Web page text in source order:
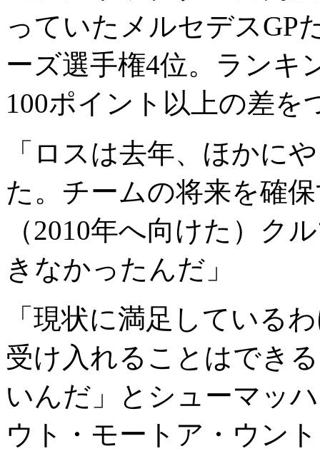
っていたメルセデスGP
ーズ選手権4位。ランキ
100ポイント以上の差を
「ロスは去年、ほかに
た。チームの将来を確
（2010年へ向けた）ク
きなかったんだ」
「現状に満足している
受け入れることはでき
いんだ」とシューマッ
ウト・モートア・ウン